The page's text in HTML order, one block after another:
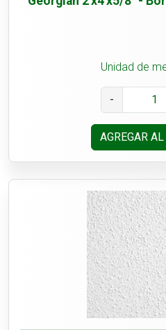
Unidad de
-
AGREGAR